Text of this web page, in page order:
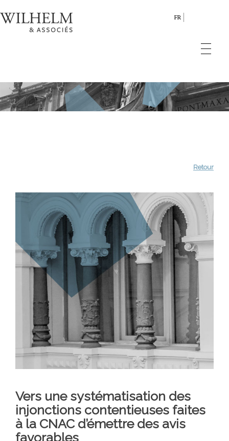
FR
Retour
Vers une systématisation des
injonctions contentieuses faites
à la CNAC d’émettre des avis
favorables